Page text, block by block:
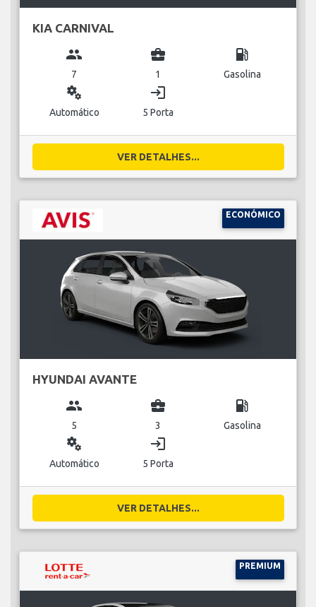
KIA CARNIVAL
group
7
business_center
1
local_gas_station
Gasolina
miscellaneous_services
Automático
login
5 Porta
VER DETALHES...
ECONÓMICO
HYUNDAI AVANTE
group
5
business_center
3
local_gas_station
Gasolina
miscellaneous_services
Automático
login
5 Porta
VER DETALHES...
PREMIUM